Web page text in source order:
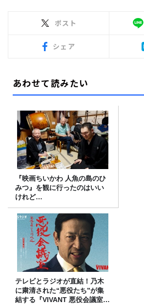
ポスト
シェア
あわせて読みたい
『映画ちいかわ 人魚の島のひ
みつ』を観に行ったのはいい
けれど…
テレビとラジオが直結！乃木
に粛清された“悪役たち”が集
結する『VIVANT 悪役会議室』